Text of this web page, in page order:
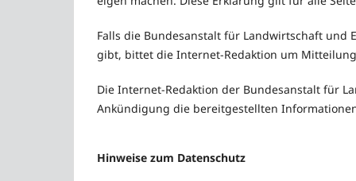
Falls die Bundesanstalt für Landwirtschaft und
gibt, bittet die Internet-Redaktion um
Die Internet-Redaktion der Bundesanstalt für
Ankündigung die bereitgestellten
Hinweise zum Datenschutz